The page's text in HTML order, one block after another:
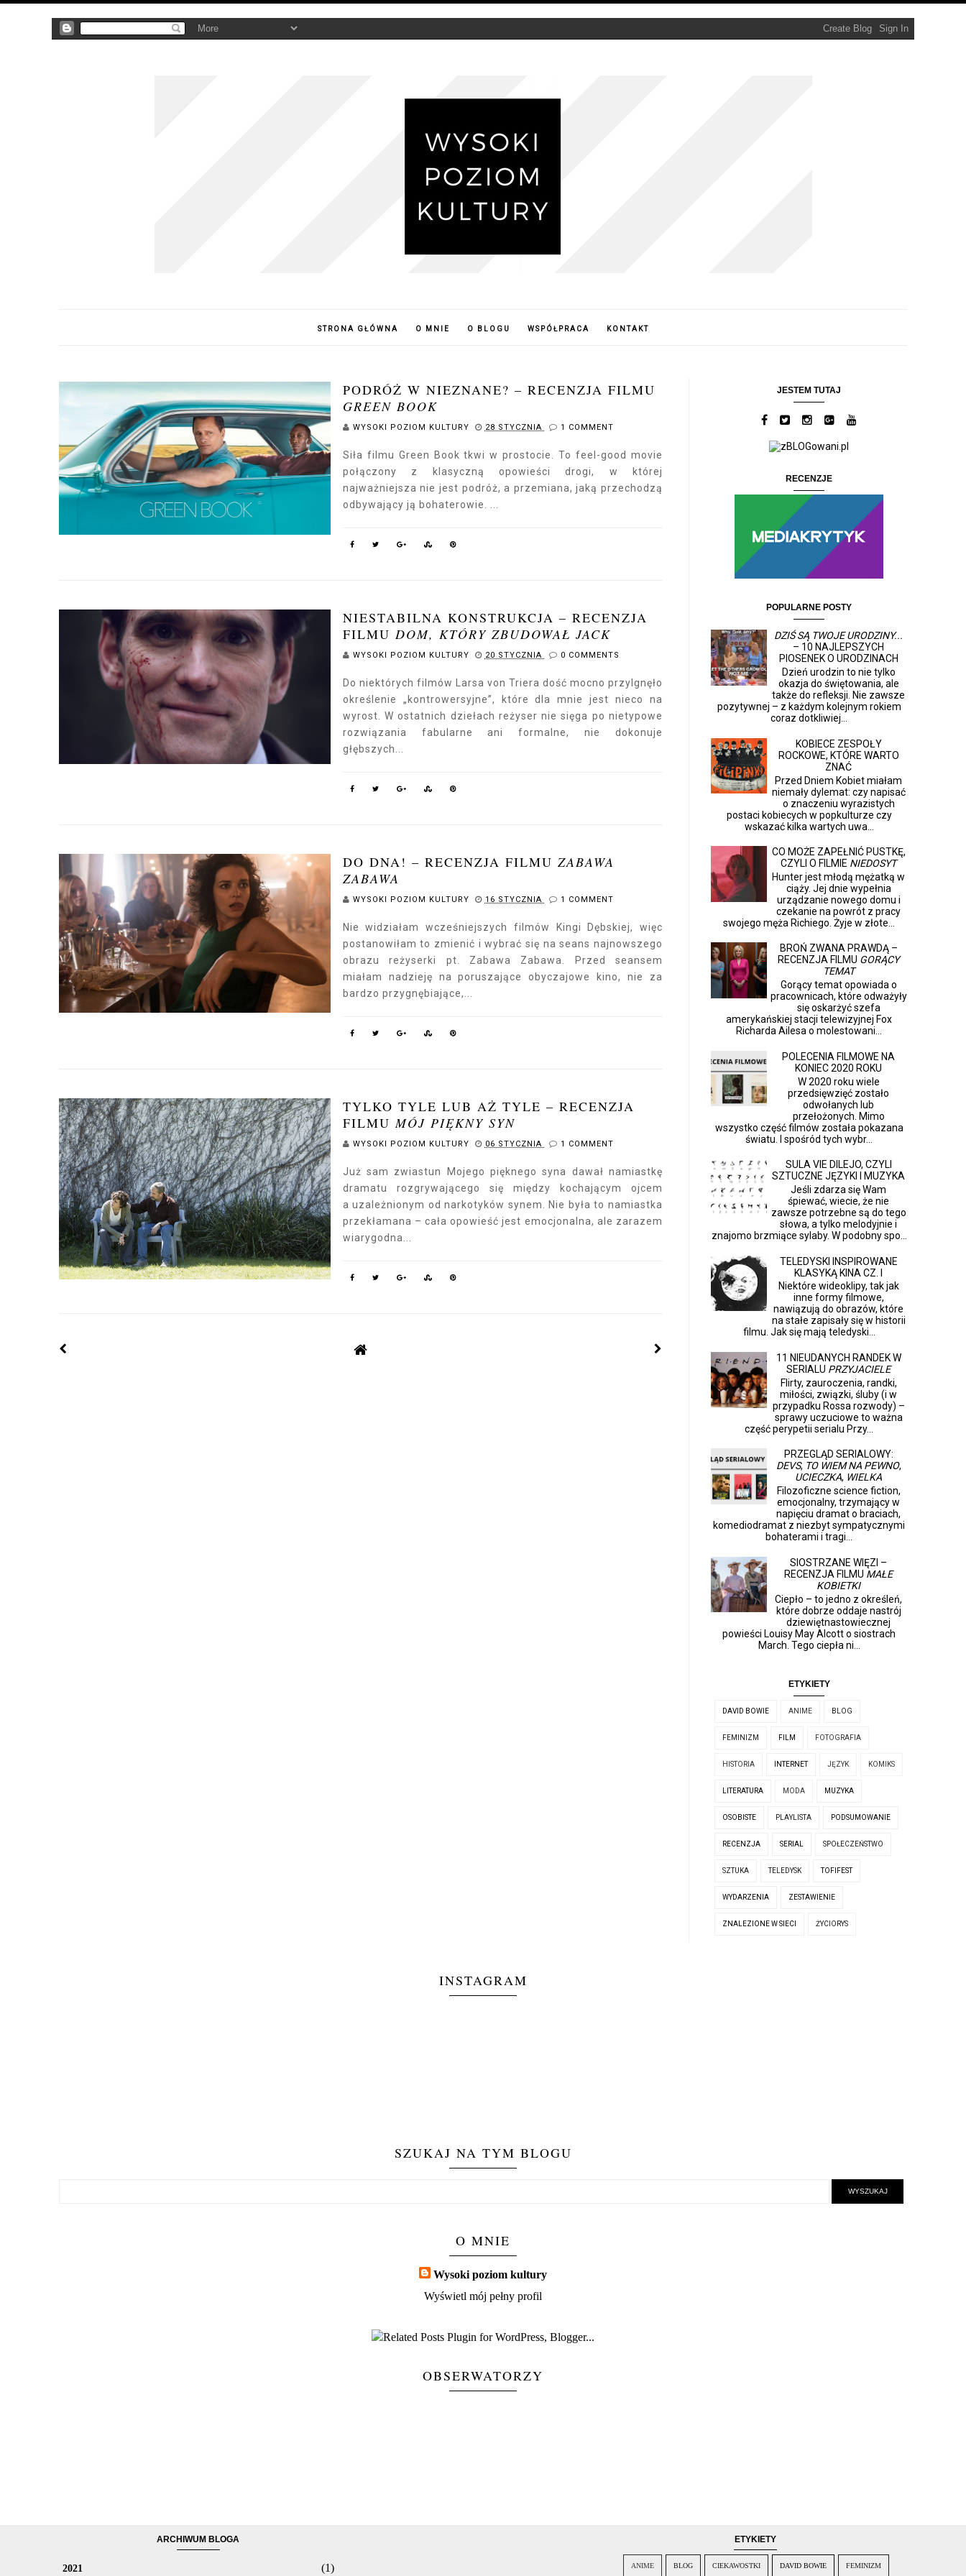
STRONA GŁÓWNA O MNIE O BLOGU WSPÓŁPRACA KONTAKT
PODRÓŻ W NIEZNANE? – RECENZJA FILMU
GREEN BOOK
WYSOKI POZIOM KULTURY 28 STYCZNIA 1 COMMENT
Siła filmu Green Book tkwi w prostocie. To feel-good movie
połączony z klasyczną opowieści drogi, w której
najważniejsza nie jest podróż, a przemiana, jaką przechodzą
odbywający ją bohaterowie. ...
NIESTABILNA KONSTRUKCJA – RECENZJA
FILMU DOM, KTÓRY ZBUDOWAŁ JACK
WYSOKI POZIOM KULTURY 20 STYCZNIA 0 COMMENTS
Do niektórych filmów Larsa von Triera dość mocno przylgnęło
określenie „kontrowersyjne”, które dla mnie jest nieco na
wyrost. W ostatnich dziełach reżyser nie sięga po nietypowe
rozwiązania fabularne ani formalne, nie dokonuje
głębszych...
DO DNA! – RECENZJA FILMU ZABAWA
ZABAWA
WYSOKI POZIOM KULTURY 16 STYCZNIA 1 COMMENT
Nie widziałam wcześniejszych filmów Kingi Dębskiej, więc
postanowiłam to zmienić i wybrać się na seans najnowszego
obrazu reżyserki pt. Zabawa Zabawa. Przed seansem
miałam nadzieję na poruszające obyczajowe kino, nie za
bardzo przygnębiające,...
TYLKO TYLE LUB AŻ TYLE – RECENZJA
FILMUMÓJ PIĘKNY SYN
WYSOKI POZIOM KULTURY 06 STYCZNIA 1 COMMENT
Już sam zwiastun Mojego pięknego syna dawał namiastkę
dramatu rozgrywającego się między kochającym ojcem
a uzależnionym od narkotyków synem. Nie była to namiastka
przekłamana – cała opowieść jest emocjonalna, ale zarazem
wiarygodna...
JESTEM TUTAJ
RECENZJE
POPULARNE POSTY
DZIŚ SĄ TWOJE URODZINY...
– 10 NAJLEPSZYCH
PIOSENEK O URODZINACH
Dzień urodzin to nie tylko
okazja do świętowania, ale
także do refleksji. Nie zawsze
pozytywnej – z każdym kolejnym rokiem
coraz dotkliwiej...
KOBIECE ZESPOŁY
ROCKOWE, KTÓRE WARTO
ZNAĆ
Przed Dniem Kobiet miałam
niemały dylemat: czy napisać
o znaczeniu wyrazistych
postaci kobiecych w popkulturze czy
wskazać kilka wartych uwa...
CO MOŻE ZAPEŁNIĆ PUSTKĘ,
CZYLI O FILMIE NIEDOSYT
Hunter jest młodą mężatką w
ciąży. Jej dnie wypełnia
urządzanie nowego domu i
czekanie na powrót z pracy
swojego męża Richiego. Żyje w złote...
BROŃ ZWANA PRAWDĄ –
RECENZJA FILMU GORĄCY
TEMAT
Gorący temat opowiada o
pracownicach, które odważyły
się oskarżyć szefa
amerykańskiej stacji telewizyjnej Fox
Richarda Ailesa o molestowani...
POLECENIA FILMOWE NA
KONIEC 2020 ROKU
W 2020 roku wiele
przedsięwzięć zostało
odwołanych lub
przełożonych. Mimo
wszystko część filmów została pokazana
światu. I spośród tych wybr...
SULA VIE DILEJO, CZYLI
SZTUCZNE JĘZYKI I MUZYKA
Jeśli zdarza się Wam
śpiewać, wiecie, że nie
zawsze potrzebne są do tego
słowa, a tylko melodyjnie i
znajomo brzmiące sylaby. W podobny spo...
TELEDYSKI INSPIROWANE
KLASYKĄ KINA CZ. I
Niektóre wideoklipy, tak jak
inne formy filmowe,
nawiązują do obrazów, które
na stałe zapisały się w historii
filmu. Jak się mają teledyski...
11 NIEUDANYCH RANDEK W
SERIALU PRZYJACIELE
Flirty, zauroczenia, randki,
miłości, związki, śluby (i w
przypadku Rossa rozwody) –
sprawy uczuciowe to ważna
część perypetii serialu Przy...
PRZEGLĄD SERIALOWY:
DEVS, TO WIEM NA PEWNO,
UCIECZKA, WIELKA
Filozoficzne science fiction,
emocjonalny, trzymający w
napięciu dramat o braciach,
komediodramat z niezbyt sympatycznymi
bohaterami i tragi...
SIOSTRZANE WIĘZI –
RECENZJA FILMU MAŁE
KOBIETKI
Ciepło – to jedno z określeń,
które dobrze oddaje nastrój
dziewiętnastowiecznej
powieści Louisy May Alcott o siostrach
March. Tego ciepła ni...
ETYKIETY
DAVID BOWIE ANIME BLOG
FEMINIZM FILM FOTOGRAFIA
HISTORIA INTERNET JĘZYK KOMIKS
LITERATURA MODA MUZYKA
OSOBISTE PLAYLISTA PODSUMOWANIE
RECENZJA SERIAL SPOŁECZEŃSTWO
SZTUKA TELEDYSK TOFIFEST
WYDARZENIA ZESTAWIENIE
ZNALEZIONE W SIECI ŻYCIORYS
INSTAGRAM
SZUKAJ NA TYM BLOGU
O MNIE
Wysoki poziom kultury
Wyświetl mój pełny profil
OBSERWATORZY
ARCHIWUM BLOGA
2021 (1)
ETYKIETY
ANIME BLOG CIEKAWOSTKI DAVID BOWIE FEMINIZM